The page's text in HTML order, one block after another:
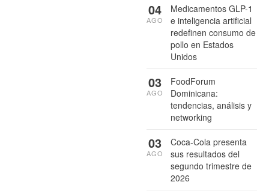
Medicamentos GLP-1
e inteligencia artificial
redefinen consumo de
pollo en Estados
Unidos
04
AGO
FoodForum
Dominicana:
tendencias, análisis y
networking
03
AGO
Coca-Cola presenta
sus resultados del
segundo trimestre de
2026
03
AGO